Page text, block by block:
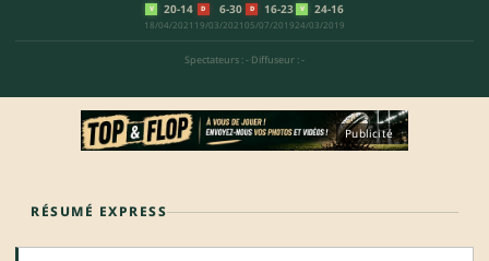
V 20-14
18/04/2021
D 6-30
19/03/2021
D 16-23
05/07/2019
V 24-16
24/03/2019
Spectateurs : - Diffuseur : -
Publicité
RÉSUMÉ EXPRESS